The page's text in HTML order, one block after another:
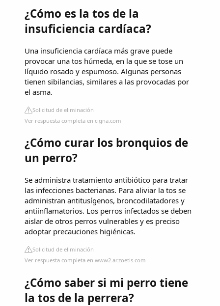
¿Cómo es la tos de la
insuficiencia cardíaca?
Una insuficiencia cardíaca más grave puede
provocar una tos húmeda, en la que se tose un
líquido rosado y espumoso. Algunas personas
tienen sibilancias, similares a las provocadas por
el asma.
Solicitud de eliminación
Ver respuesta completa en cigna.com
¿Cómo curar los bronquios de
un perro?
Se administra tratamiento antibiótico para tratar
las infecciones bacterianas. Para aliviar la tos se
administran antitusígenos, broncodilatadores y
antiinflamatorios. Los perros infectados se deben
aislar de otros perros vulnerables y es preciso
adoptar precauciones higiénicas.
Solicitud de eliminación
Ver respuesta completa en www2.ar.zoetis.com
¿Cómo saber si mi perro tiene
la tos de la perrera?